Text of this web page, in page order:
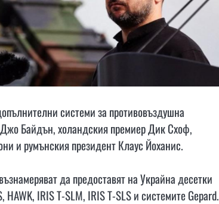
системи за противовъздушна
Байдън, холандския премиер Дик Схоф,
и румънския президент Клаус Йоханис.
да предоставят на Украйна десетки
IRIS T-SLM, IRIS T-SLS и системите Gepard.